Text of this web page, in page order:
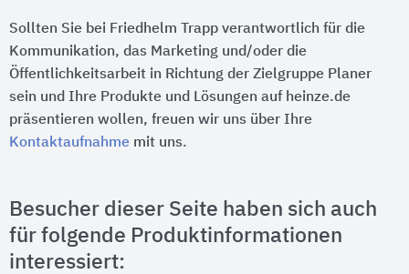
Sollten Sie bei Friedhelm Trapp verantwortlich für die
Kommunikation, das Marketing und/oder die
Öffentlichkeitsarbeit in Richtung der Zielgruppe Planer
sein und Ihre Produkte und Lösungen auf heinze.de
präsentieren wollen, freuen wir uns über Ihre
Kontaktaufnahme mit uns.
Besucher dieser Seite haben sich auch
für folgende Produktinformationen
interessiert: